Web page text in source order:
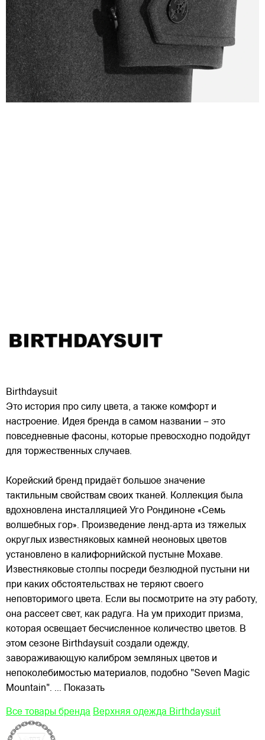
Birthdaysuit
Это история про силу цвета, а также комфорт и
настроение. Идея бренда в самом названии – это
повседневные фасоны, которые превосходно подойдут
для торжественных случаев.
Корейский бренд придаёт большое значение
тактильным свойствам своих тканей. Коллекция была
вдохновлена инсталляцией Уго Рондиноне «Семь
волшебных гор». Произведение ленд-арта из тяжелых
округлых известняковых камней неоновых цветов
установлено в калифорнийской пустыне Мохаве.
Известняковые столпы посреди безлюдной пустыни ни
при каких обстоятельствах не теряют своего
неповторимого цвета. Если вы посмотрите на эту работу,
она рассеет свет, как радуга. На ум приходит призма,
которая освещает бесчисленное количество цветов. В
этом сезоне Birthdaysuit создали одежду,
завораживающую калибром земляных цветов и
непоколебимостью материалов, подобно "Seven Magic
Mountain". ... Показать
Все товары бренда Верхняя одежда Birthdaysuit